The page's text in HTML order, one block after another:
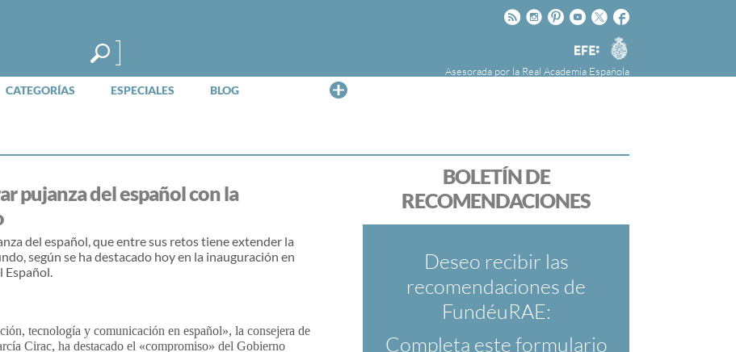
Facebook
Twitter
Youtube
Pinteres
Instagram
Rss
Agencia
EFE
Asesorada por la Real Academia Española
CATEGORÍAS ESPECIALES BLOG
la Agencia Efe y la Real Academia Española,
cuyo objetivo es colaborar con el buen uso del
español en los medios de comunicación y en
Internet.
BOLETÍN DE
RECOMENDACIONES
Deseo recibir las
recomendaciones de
FundéuRAE:
Completa este formulario
pujanza del español con la
del español, que entre sus retos tiene extender la
según se ha destacado hoy en la inauguración en
Español.
tecnología y comunicación en español», la consejera de
Cirac, ha destacado el «compromiso» del Gobierno